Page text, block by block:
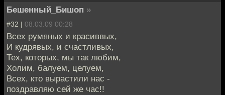
Бешенный_Бишоп »
#32 | 08.03.09 00:28
Всех румяных и красиввых,
И кудрявых, и счастливых,
Тех, которых, мы так любим,
Холим, балуем, целуем,
Всех, кто вырастили нас -
поздравляю сей же час!!